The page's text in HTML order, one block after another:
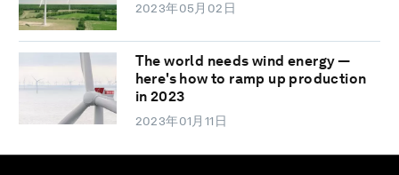
2023年05月02日
The world needs wind energy —
here's how to ramp up production
in 2023
2023年01月11日